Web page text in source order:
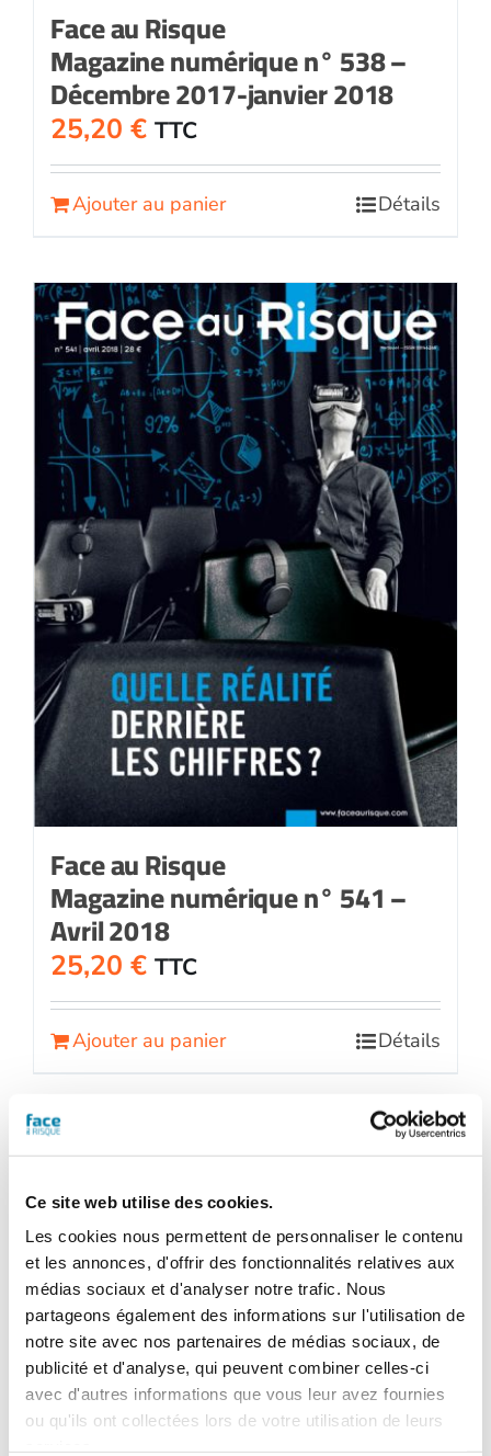
Ce site web utilise des cookies.
Les cookies nous permettent de personnaliser le contenu
et les annonces, d'offrir des fonctionnalités relatives aux
médias sociaux et d'analyser notre trafic. Nous
partageons également des informations sur l'utilisation de
notre site avec nos partenaires de médias sociaux, de
publicité et d'analyse, qui peuvent combiner celles-ci
avec d'autres informations que vous leur avez fournies
ou qu'ils ont collectées lors de votre utilisation de leurs
Face au Risque
Magazine numérique n° 538 –
Décembre 2017-janvier 2018
25,20 € TTC
Ajouter au panier Détails
Face au Risque
Magazine numérique n° 541 –
Avril 2018
25,20 € TTC
Ajouter au panier Détails